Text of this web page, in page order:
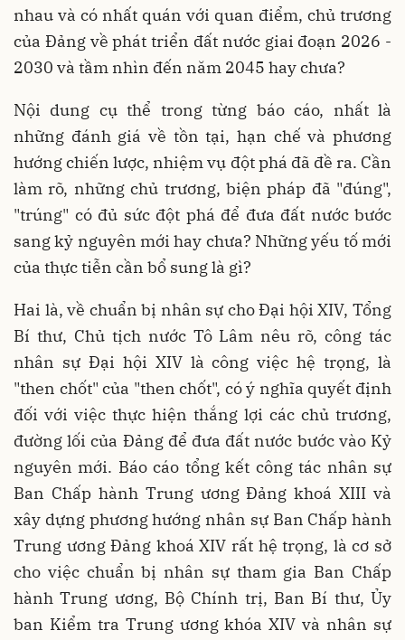
nhau và có nhất quán với quan điểm, chủ trương
của Đảng về phát triển đất nước giai đoạn 2026 -
2030 và tầm nhìn đến năm 2045 hay chưa?
Nội dung cụ thể trong từng báo cáo, nhất là
những đánh giá về tồn tại, hạn chế và phương
hướng chiến lược, nhiệm vụ đột phá đã đề ra. Cần
làm rõ, những chủ trương, biện pháp đã "đúng",
"trúng" có đủ sức đột phá để đưa đất nước bước
sang kỷ nguyên mới hay chưa? Những yếu tố mới
của thực tiễn cần bổ sung là gì?
Hai là, về chuẩn bị nhân sự cho Đại hội XIV, Tổng
Bí thư, Chủ tịch nước Tô Lâm nêu rõ, công tác
nhân sự Đại hội XIV là công việc hệ trọng, là
"then chốt" của "then chốt", có ý nghĩa quyết định
đối với việc thực hiện thắng lợi các chủ trương,
đường lối của Đảng để đưa đất nước bước vào Kỷ
nguyên mới. Báo cáo tổng kết công tác nhân sự
Ban Chấp hành Trung ương Đảng khoá XIII và
xây dựng phương hướng nhân sự Ban Chấp hành
Trung ương Đảng khoá XIV rất hệ trọng, là cơ sở
cho việc chuẩn bị nhân sự tham gia Ban Chấp
hành Trung ương, Bộ Chính trị, Ban Bí thư, Ủy
ban Kiểm tra Trung ương khóa XIV và nhân sự